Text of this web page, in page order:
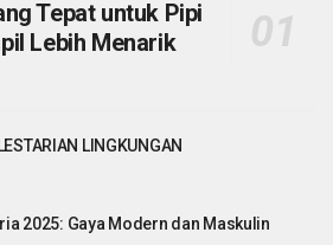
Tepat untuk Pipi
Lebih Menarik
LINGKUNGAN
2025: Gaya Modern dan Maskulin